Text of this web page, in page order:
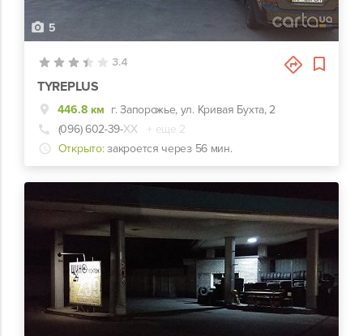
5
3.4
TYREPLUS
446.8 км г. Запорожье, ул. Кривая Бухта, 2
(096) 602-39-ХХ
+ еще 2
Открыто: закроется через 56 мин.